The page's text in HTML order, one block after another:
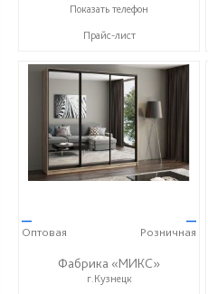
+7 (8415) 73-05-06
Показать телефон
Прайс-лист
—
Оптовая
—
Розничная
Фабрика «МИКС»
г.Кузнецк